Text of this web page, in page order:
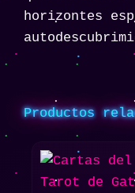
horizontes
Productos